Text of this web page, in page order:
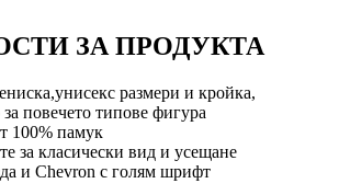
ЗА ПРОДУКТА
размери и кройка,
повечето типове фигура
100% памук
за класически вид и усещане
и Chevron с голям шрифт